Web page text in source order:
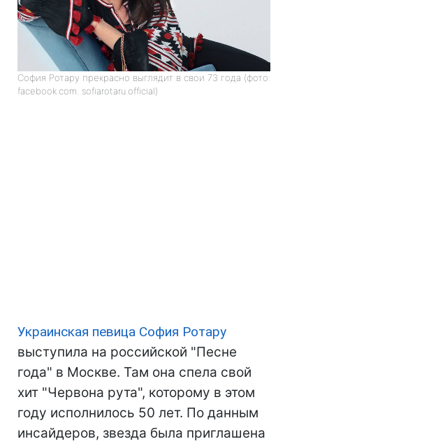
София Ротару прекрасно выглядит в свои 73 года (фото:
facebook.com. sofiarotaru.official)
Украинская певица София Ротару
выступила на российской "Песне
года" в Москве. Там она спела свой
хит "Червона рута", которому в этом
году исполнилось 50 лет. По данным
инсайдеров, звезда была приглашена